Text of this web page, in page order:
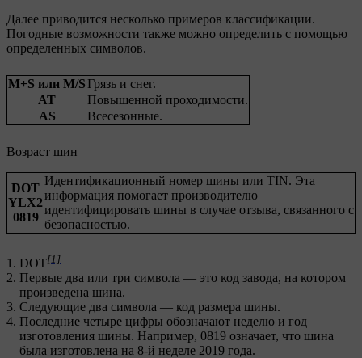
Далее приводится несколько примеров классификации.
Погодные возможности также можно определить с помощью
определенных символов.
M+S или M/S Грязь и снег.
AT
Повышенной проходимости.
AS
Всесезонные.
Возраст шин
DOT
YLX2
0819
Идентификационный номер шины или TIN. Эта
информация помогает производителю
идентифицировать шины в случае отзыва, связанного с
безопасностью.
DOT[1]
Первые два или три символа — это код завода, на котором
произведена шина.
Следующие два символа — код размера шины.
Последние четыре цифры обозначают неделю и год
изготовления шины. Например, 0819 означает, что шина
была изготовлена на 8-й неделе 2019 года.